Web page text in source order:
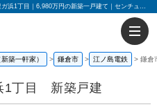
鎌倉市七里ガ浜1丁目 新築戸建 神奈川県鎌倉市七里ガ浜1丁目｜6,980万円の新築一戸建て｜センチュリー21富士ハウジング
築一軒家） 鎌倉市 江ノ島電鉄 鎌倉
1丁目 新築戸建